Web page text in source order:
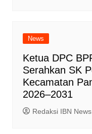
News
Ketua DPC
Serahkan SK
Kecamatan
2026–2031
Redaksi IBN News